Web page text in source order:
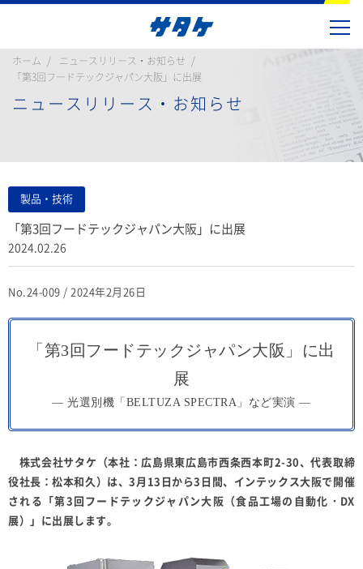
ホーム
ニュースリリース・お知らせ
「第3回フードテックジャパン大阪」に出展
ニュースリリース・お知らせ
製品・技術
「第3回フードテックジャパン大阪」に出展
2024.02.26
No.24-009 / 2024年2月26日
「第3回フードテックジャパン大阪」に出
展
― 光選別機「BELTUZA SPECTRA」など実演 ―
株式会社サタケ（本社：広島県東広島市西条西本町2-30、代表取締
役社長：松本和久）は、3月13日から3日間、インテックス大阪で開催
される「第3回フードテックジャパン大阪（食品工場の自動化・DX
展）」に出展します。